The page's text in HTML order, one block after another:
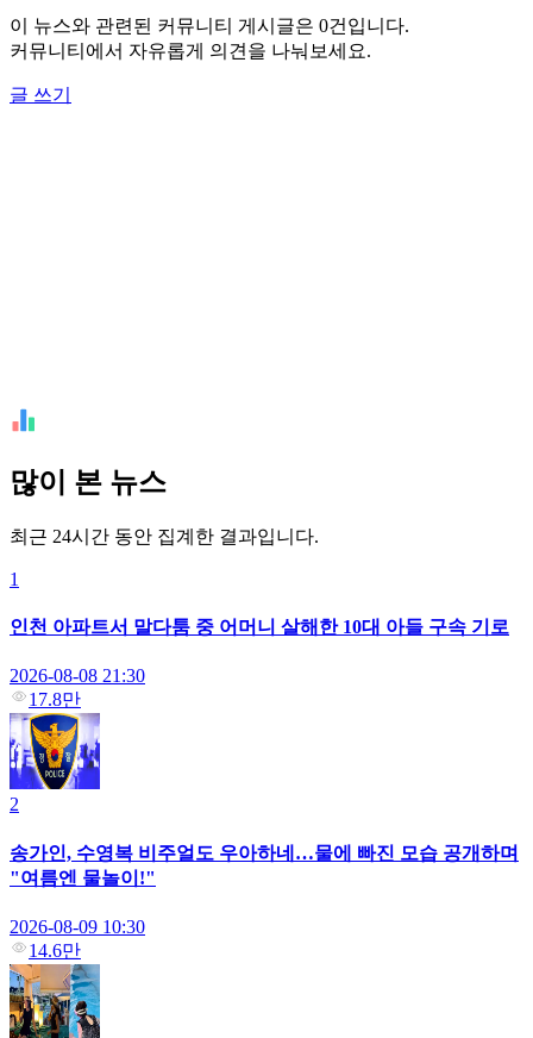
이 뉴스와 관련된 커뮤니티 게시글은 0건입니다.
커뮤니티에서 자유롭게 의견을 나눠보세요.
글 쓰기
많이 본 뉴스
최근 24시간 동안 집계한 결과입니다.
1
인천 아파트서 말다툼 중 어머니 살해한 10대 아들 구속 기로
2026-08-08 21:30
17.8만
2
송가인, 수영복 비주얼도 우아하네…물에 빠진 모습 공개하며
"여름엔 물놀이!"
2026-08-09 10:30
14.6만